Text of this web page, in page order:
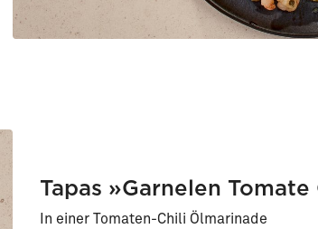
Tapas »Garnelen Tomate
In einer Tomaten-Chili Ölmarinade